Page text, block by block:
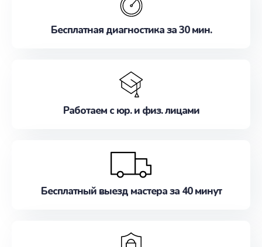
Бесплатная диагностика за 30 мин.
Работаем с юр. и физ. лицами
Бесплатный выезд мастера за 40 минут